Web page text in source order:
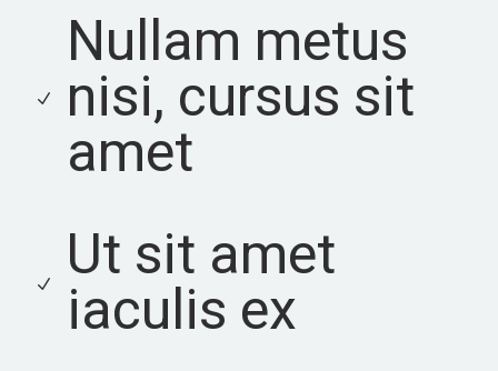
Nullam metus
nisi, cursus sit
amet
Ut sit amet
iaculis ex